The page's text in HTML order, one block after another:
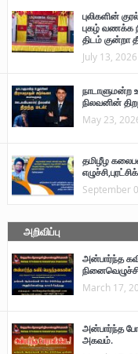
புலிகளின்
புகழ் வணக்க
திடம் குன்றா
July 13, 2026
நாடாளுமன்ற
நிலவனின்
May 23,
தமிழீழ
September
அறிவிப்பு
அன்பார்ந்த
March 17,
அன்பார்ந்த
அகவம்.